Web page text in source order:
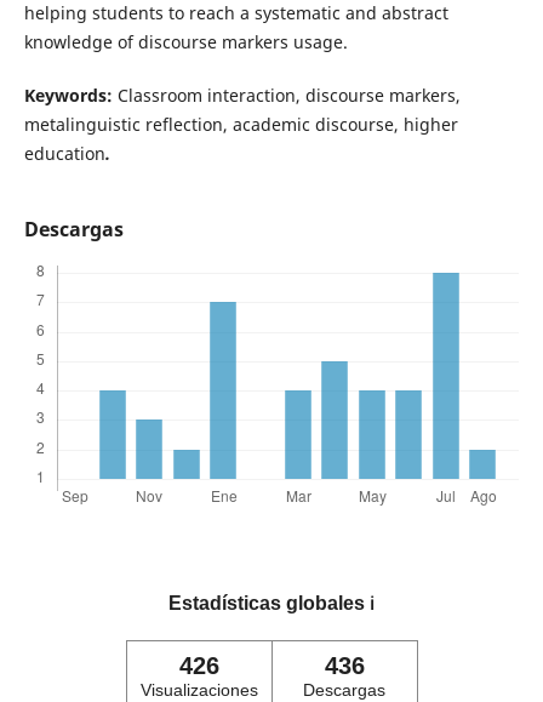
helping students to reach a systematic and abstract
knowledge of discourse markers usage.
Keywords: Classroom interaction, discourse markers,
metalinguistic reflection, academic discourse, higher
education.
Descargas
Estadísticas globales ℹ️
426
Visualizaciones
436
Descargas